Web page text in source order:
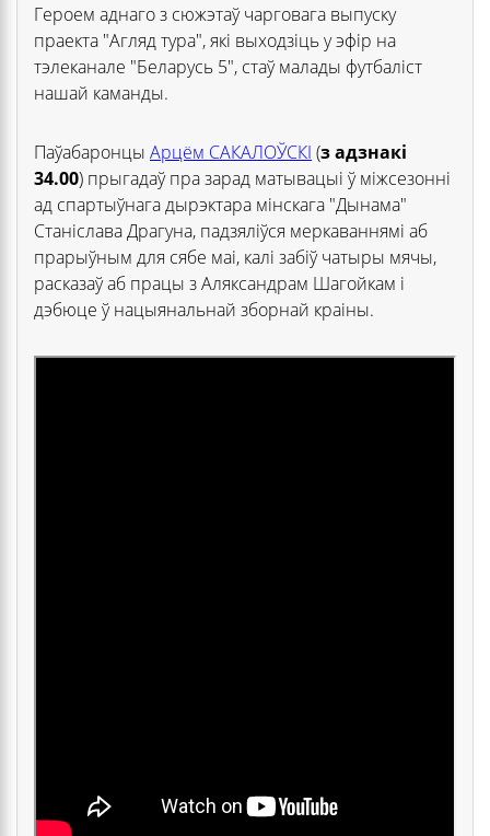
Героем аднаго з сюжэтаў чарговага выпуску
праекта "Агляд тура", які выходзіць у эфір на
тэлеканале "Беларусь 5", стаў малады футбаліст
нашай каманды.
Паўабаронцы Арцём САКАЛОЎСКІ (з адзнакі
34.00) прыгадаў пра зарад матывацыі ў міжсезонні
ад спартыўнага дырэктара мінскага "Дынама"
Станіслава Драгуна, падзяліўся меркаваннямі аб
прарыўным для сябе маі, калі забіў чатыры мячы,
расказаў аб працы з Аляксандрам Шагойкам і
дэбюце ў нацыянальнай зборнай краіны.